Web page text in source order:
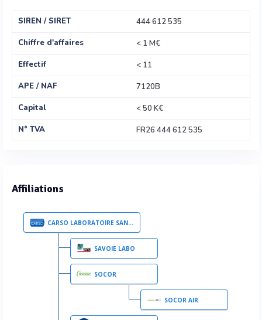
SIREN / SIRET
444 612 535
Chiffre d'affaires
< 1 M€
Effectif
< 11
APE / NAF
7120B
Capital
< 50 K€
N° TVA
FR26 444 612 535
Affiliations
CARSO LABORATOIRE SANTE
SAVOIE LABO
SOCOR
SOCOR AIR